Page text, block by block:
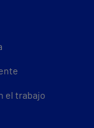
el trabajo